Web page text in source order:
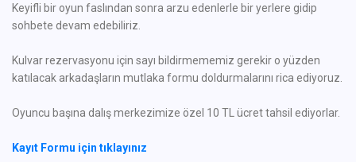
Keyifli bir oyun faslından sonra arzu edenlerle bir yerlere gidip
sohbete devam edebiliriz.
Kulvar rezervasyonu için sayı bildirmememiz gerekir o yüzden
katılacak arkadaşların mutlaka formu doldurmalarını rica ediyoruz.
Oyuncu başına dalış merkezimize özel 10 TL ücret tahsil ediyorlar.
Kayıt Formu için tıklayınız